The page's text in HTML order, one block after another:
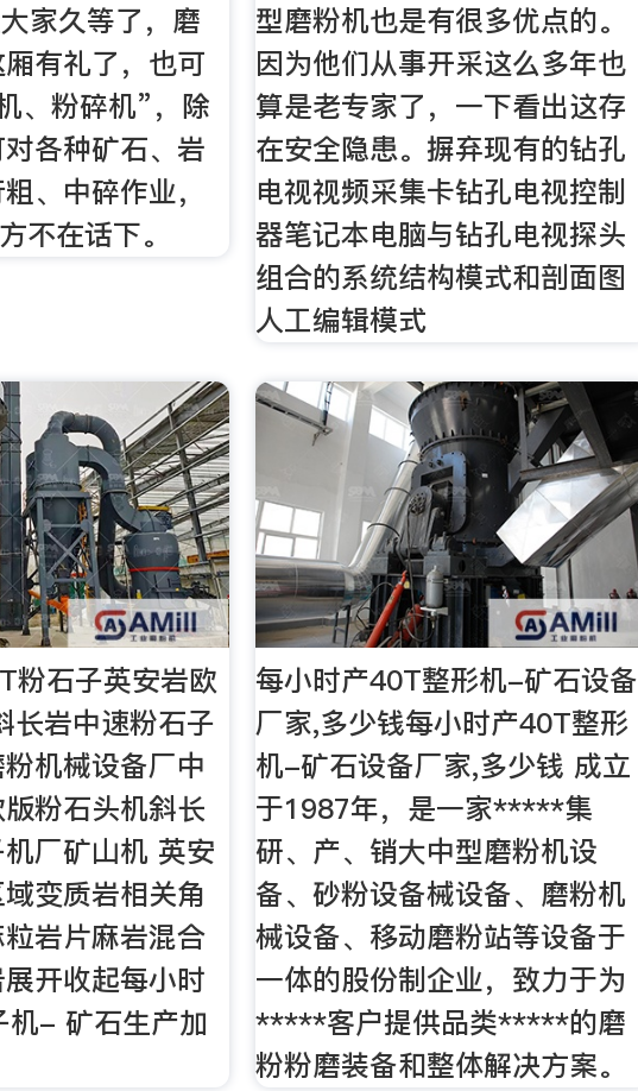
家久等了，磨
有礼了，也可
、粉碎机”，除
各种矿石、岩
、中碎作业，
不在话下。
型磨粉机也是有很多优点的。
因为他们从事开采这么多年也
算是老专家了，一下看出这存
在安全隐患。摒弃现有的钻孔
电视视频采集卡钻孔电视控制
器笔记本电脑与钻孔电视探头
组合的系统结构模式和剖面图
人工编辑模式
粉石子英安岩欧
长岩中速粉石子
机械设备厂中
粉石头机斜长
厂矿山机 英安
变质岩相关角
岩片麻岩混合
开收起每小时
- 矿石生产加
每小时产40T整形机-矿石设备
厂家,多少钱每小时产40T整形
机-矿石设备厂家,多少钱 成立
于1987年，是一家*****集
研、产、销大中型磨粉机设
备、砂粉设备械设备、磨粉机
械设备、移动磨粉站等设备于
一体的股份制企业，致力于为
*****客户提供品类*****的磨
粉粉磨装备和整体解决方案。